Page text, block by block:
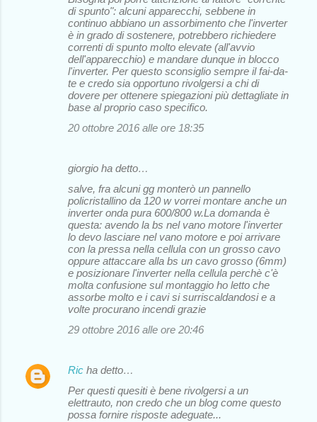
di spunto": alcuni apparecchi, sebbene in
continuo abbiano un assorbimento che l'inverter
è in grado di sostenere, potrebbero richiedere
correnti di spunto molto elevate (all'avvio
dell'apparecchio) e mandare dunque in blocco
l'inverter. Per questo sconsiglio sempre il fai-da-
te e credo sia opportuno rivolgersi a chi di
dovere per ottenere spiegazioni più dettagliate in
base al proprio caso specifico.
20 ottobre 2016 alle ore 18:35
giorgio ha detto…
salve, fra alcuni gg monterò un pannello
policristallino da 120 w vorrei montare anche un
inverter onda pura 600/800 w.La domanda è
questa: avendo la bs nel vano motore l'inverter
lo devo lasciare nel vano motore e poi arrivare
con la pressa nella cellula con un grosso cavo
oppure attaccare alla bs un cavo grosso (6mm)
e posizionare l'inverter nella cellula perchè c'è
molta confusione sul montaggio ho letto che
assorbe molto e i cavi si surriscaldandosi e a
volte procurano incendi grazie
29 ottobre 2016 alle ore 20:46
Ric ha detto…
Per questi quesiti è bene rivolgersi a un
elettrauto, non credo che un blog come questo
possa fornire risposte adeguate...